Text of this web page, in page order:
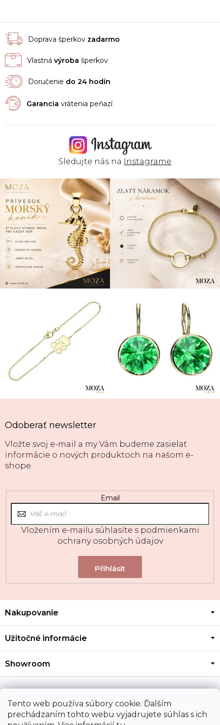
Tento web používa súbory cookie. Ďalším
prechádzaním tohto webu vyjadrujete súhlas s ich
Doprava šperkov zadarmo
Vlastná výroba šperkov
Doručenie do 24 hodín
Garancia vrátenia peňazí
Sledujte nás na Instagrame
Odoberať newsletter
Vložte svoj e-mail a my Vám budeme zasielať
informácie o nových produktoch na našom e-
shope.
Email
Vložením e-mailu súhlasíte s podmienkami
ochrany osobných údajov
Z
p
t
Nakupovanie
Užitočné informácie
Showroom
Kontakt